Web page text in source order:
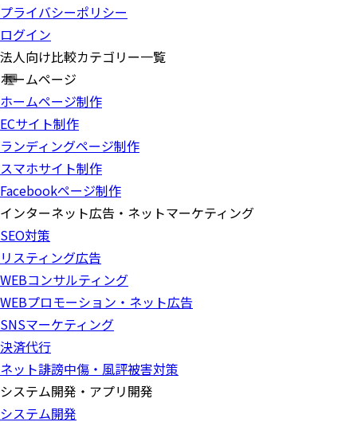
プライバシーポリシー
ログイン
法人向け比較カテゴリー一覧
ホームページ
ホームページ制作
ECサイト制作
ランディングページ制作
スマホサイト制作
Facebookページ制作
インターネット広告・ネットマーケティング
SEO対策
リスティング広告
WEBコンサルティング
WEBプロモーション・ネット広告
SNSマーケティング
決済代行
ネット誹謗中傷・風評被害対策
システム開発・アプリ開発
システム開発